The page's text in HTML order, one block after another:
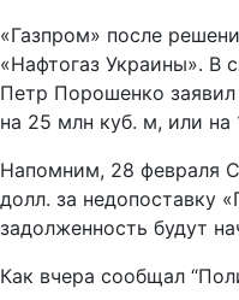
«Газпром» после
«Нафтогаз Украины». В
Петр Порошенко заявил
на 25 млн куб. м, или на
Напомним, 28 февраля
долл. за недопоставку
задолженность будут
Как вчера сообщал